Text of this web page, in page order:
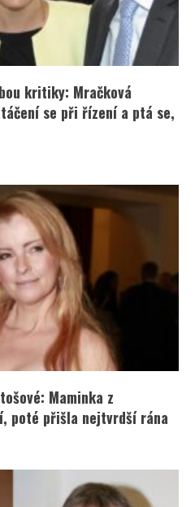
kritiky: Mračková
se při řízení a ptá se,
Maminka z
poté přišla nejtvrdší rána